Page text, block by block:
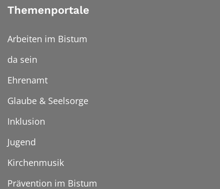
Themenportale
Arbeiten im Bistum
da sein
Ehrenamt
Glaube & Seelsorge
Inklusion
Jugend
Kirchenmusik
Prävention im Bistum